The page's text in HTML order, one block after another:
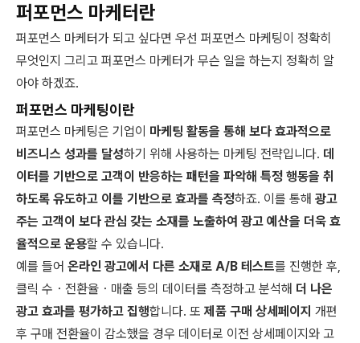
퍼포먼스 마케터란
퍼포먼스 마케터가 되고 싶다면 우선 퍼포먼스 마케팅이 정확히
무엇인지 그리고 퍼포먼스 마케터가 무슨 일을 하는지 정확히 알
아야 하겠죠.
퍼포먼스 마케팅이란
퍼포먼스 마케팅은 기업이 마케팅 활동을 통해 보다 효과적으로
비즈니스 성과를 달성하기 위해 사용하는 마케팅 전략입니다. 데
이터를 기반으로 고객이 반응하는 패턴을 파악해 특정 행동을 취
하도록 유도하고 이를 기반으로 효과를 측정하죠. 이를 통해 광고
주는 고객이 보다 관심 갖는 소재를 노출하여 광고 예산을 더욱 효
율적으로 운용할 수 있습니다.
예를 들어 온라인 광고에서 다른 소재로 A/B 테스트를 진행한 후,
클릭 수・전환율・매출 등의 데이터를 측정하고 분석해 더 나은
광고 효과를 평가하고 집행합니다. 또 제품 구매 상세페이지 개편
후 구매 전환율이 감소했을 경우 데이터로 이전 상세페이지와 고